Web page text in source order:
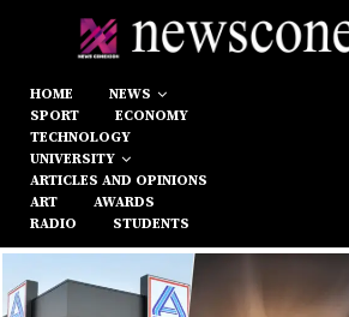
HOME
NEWS
SPORT
ECONOMY
TECHNOLOGY
UNIVERSITY
ARTICLES AND OPINIONS
ART
AWARDS
RADIO
STUDENTS